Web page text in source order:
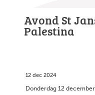
Avond St
Palestina
12 dec 2024
Donderdag 12